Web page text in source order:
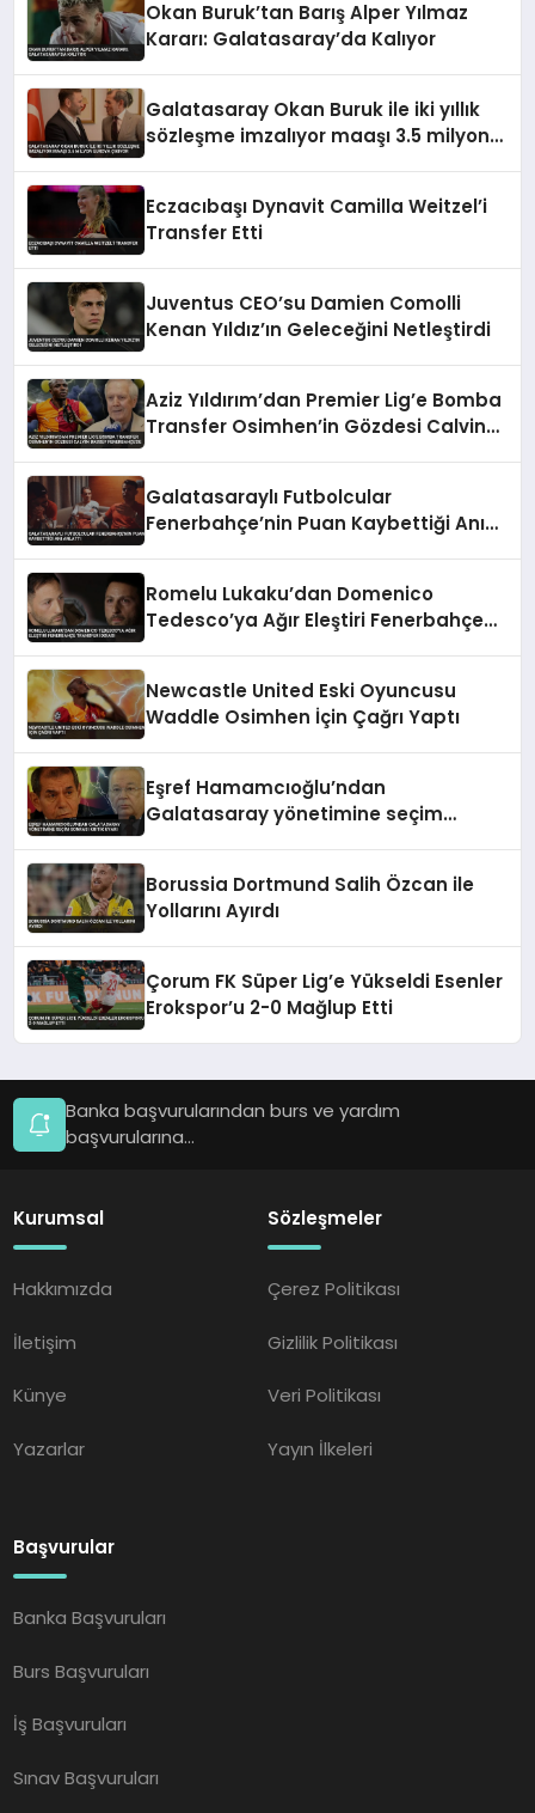
Okan Buruk’tan Barış Alper Yılmaz
Kararı: Galatasaray’da Kalıyor
Galatasaray Okan Buruk ile iki yıllık
sözleşme imzalıyor maaşı 3.5 milyon
Eczacıbaşı Dynavit Camilla Weitzel’i
Transfer Etti
Juventus CEO’su Damien Comolli
Kenan Yıldız’ın Geleceğini Netleştirdi
Aziz Yıldırım’dan Premier Lig’e Bomba
Transfer Osimhen’in Gözdesi Calvin
Galatasaraylı Futbolcular
Fenerbahçe’nin Puan Kaybettiği Anı
Romelu Lukaku’dan Domenico
Tedesco’ya Ağır Eleştiri Fenerbahçe
Newcastle United Eski Oyuncusu
Waddle Osimhen İçin Çağrı Yaptı
Eşref Hamamcıoğlu’ndan
Galatasaray yönetimine seçim
Borussia Dortmund Salih Özcan ile
Yollarını Ayırdı
Çorum FK Süper Lig’e Yükseldi Esenler
Erokspor’u 2-0 Mağlup Etti
Banka başvurularından burs ve yardım
başvurularına...
Kurumsal
Hakkımızda
İletişim
Künye
Yazarlar
Sözleşmeler
Çerez Politikası
Gizlilik Politikası
Veri Politikası
Yayın İlkeleri
Başvurular
Banka Başvuruları
Burs Başvuruları
İş Başvuruları
Sınav Başvuruları